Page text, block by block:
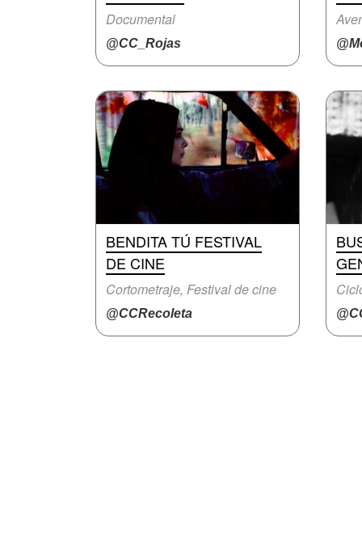
Documental
@CC_Rojas
BENDITA TÚ FESTIVAL
DE CINE
Cortometraje, Festival de cine
@CCRecoleta